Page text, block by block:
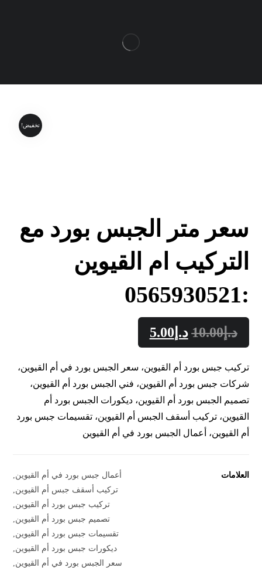
تخفيض!
سعر متر الجبس بورد مع
التركيب ام القيوين
:0565930521
د.إ10.00 د.إ5.00
تركيب جبس بورد أم القيوين، سعر الجبس بورد في أم القيوين،
شركات جبس بورد أم القيوين، فني الجبس بورد أم القيوين،
تصميم الجبس بورد أم القيوين، ديكورات الجبس بورد أم
القيوين، تركيب أسقف الجبس أم القيوين، تقسيمات جبس بورد
أم القيوين، أعمال الجبس بورد في أم القيوين
العلامات أعمال جبس بورد في أم القيوين
تركيب أسقف جبس أم القيوين
تركيب جبس بورد أم القيوين
تصميم جبس بورد أم القيوين
تقسيمات جبس بورد أم القيوين
ديكورات جبس بورد أم القيوين
سعر الجبس بورد في أم القيوين